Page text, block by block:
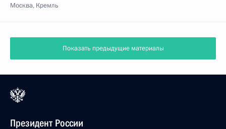
Москва, Кремль
Показать предыдущие материалы
Президент России